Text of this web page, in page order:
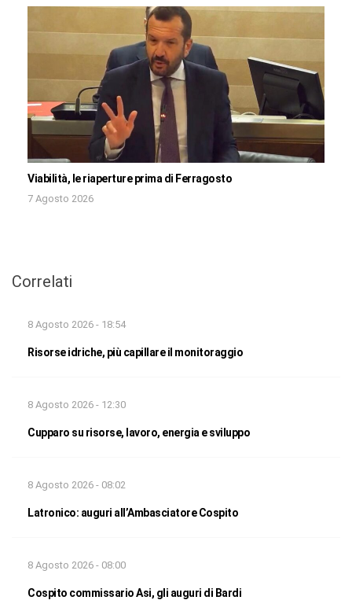
Viabilità, le riaperture prima di Ferragosto
7 Agosto 2026
Correlati
8 Agosto 2026 - 18:54
Risorse idriche, più capillare il monitoraggio
8 Agosto 2026 - 12:30
Cupparo su risorse, lavoro, energia e sviluppo
8 Agosto 2026 - 08:02
Latronico: auguri all’Ambasciatore Cospito
8 Agosto 2026 - 08:00
Cospito commissario Asi, gli auguri di Bardi